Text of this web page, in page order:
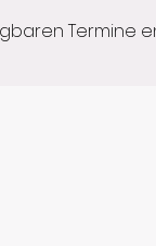
Termine